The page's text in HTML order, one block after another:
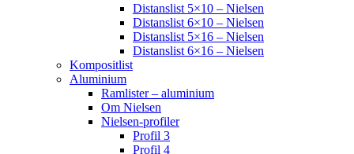
Distanslist 5×10 – Nielsen
Distanslist 6×10 – Nielsen
Distanslist 5×16 – Nielsen
Distanslist 6×16 – Nielsen
Kompositlist
Aluminium
Ramlister – aluminium
Om Nielsen
Nielsen-profiler
Profil 3
Profil 4